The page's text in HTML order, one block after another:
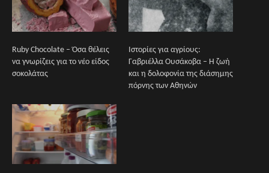
Ruby Chocolate – Όσα θέλεις
να γνωρίζεις για το νέο είδος
σοκολάτας
Ιστορίες για αγρίους:
Γαβριέλλα Ουσάκοβα – Η ζωή
και η δολοφονία της διάσημης
πόρνης των Αθηνών